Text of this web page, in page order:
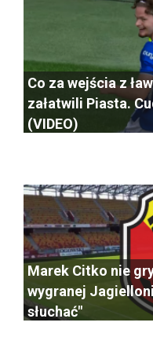
Co za wejścia z
załatwili Piasta.
(VIDEO)
Marek Citko nie
wygranej
słuchać"